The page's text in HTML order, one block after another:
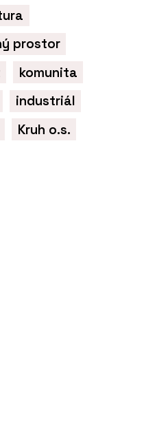
prostor
komunita
industriál
Kruh o.s.